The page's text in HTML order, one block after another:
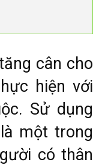
cân cho
hiện với
Sử dụng
một trong
có thân